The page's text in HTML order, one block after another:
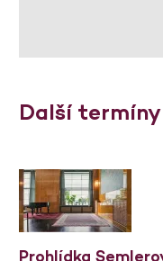
Další termíny
Prohlídka